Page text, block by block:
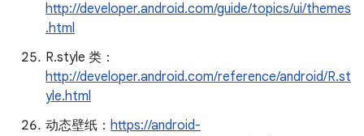
http://developer.android.com/guide/topics/ui/themes
.html
R.style 类：
http://developer.android.com/reference/android/R.st
yle.html
动态壁纸： https://android-